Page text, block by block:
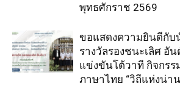
พุทธศักราช 2569
ขอแสดงความยินดีกับ
รางวัลรองชนะเลิศ อั
แข่งขันโต้วาที กิจกร
ภาษาไทย “วิถีแห่งน่า